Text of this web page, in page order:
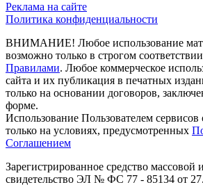
Реклама на сайте
Политика конфиденциальности
ВНИМАНИЕ! Любое использование
возможно только в строгом
Правилами. Любое коммерческое
сайта и их публикация в печатных
только на основании договоров,
форме.
Использование Пользователем
только на условиях, предусмотренных
Соглашением
Зарегистрированное средство
свидетельство ЭЛ № ФС 77 - 85134 от